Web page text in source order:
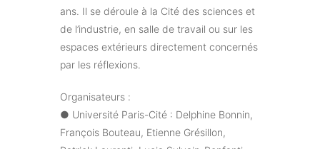
ans. Il se déroule à la Cité des sciences et
de l’industrie, en salle de travail ou sur les
espaces extérieurs directement concernés
par les réflexions.
Organisateurs :
● Université Paris-Cité : Delphine Bonnin,
François Bouteau, Etienne Grésillon,